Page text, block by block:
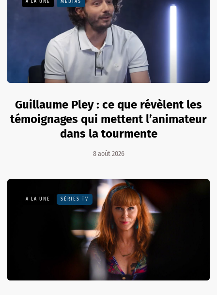
A LA UNE MÉDIAS
Guillaume Pley : ce que révèlent les
témoignages qui mettent l’animateur
dans la tourmente
8 août 2026
A LA UNE SÉRIES TV